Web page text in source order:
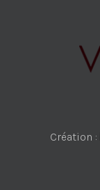
Création :